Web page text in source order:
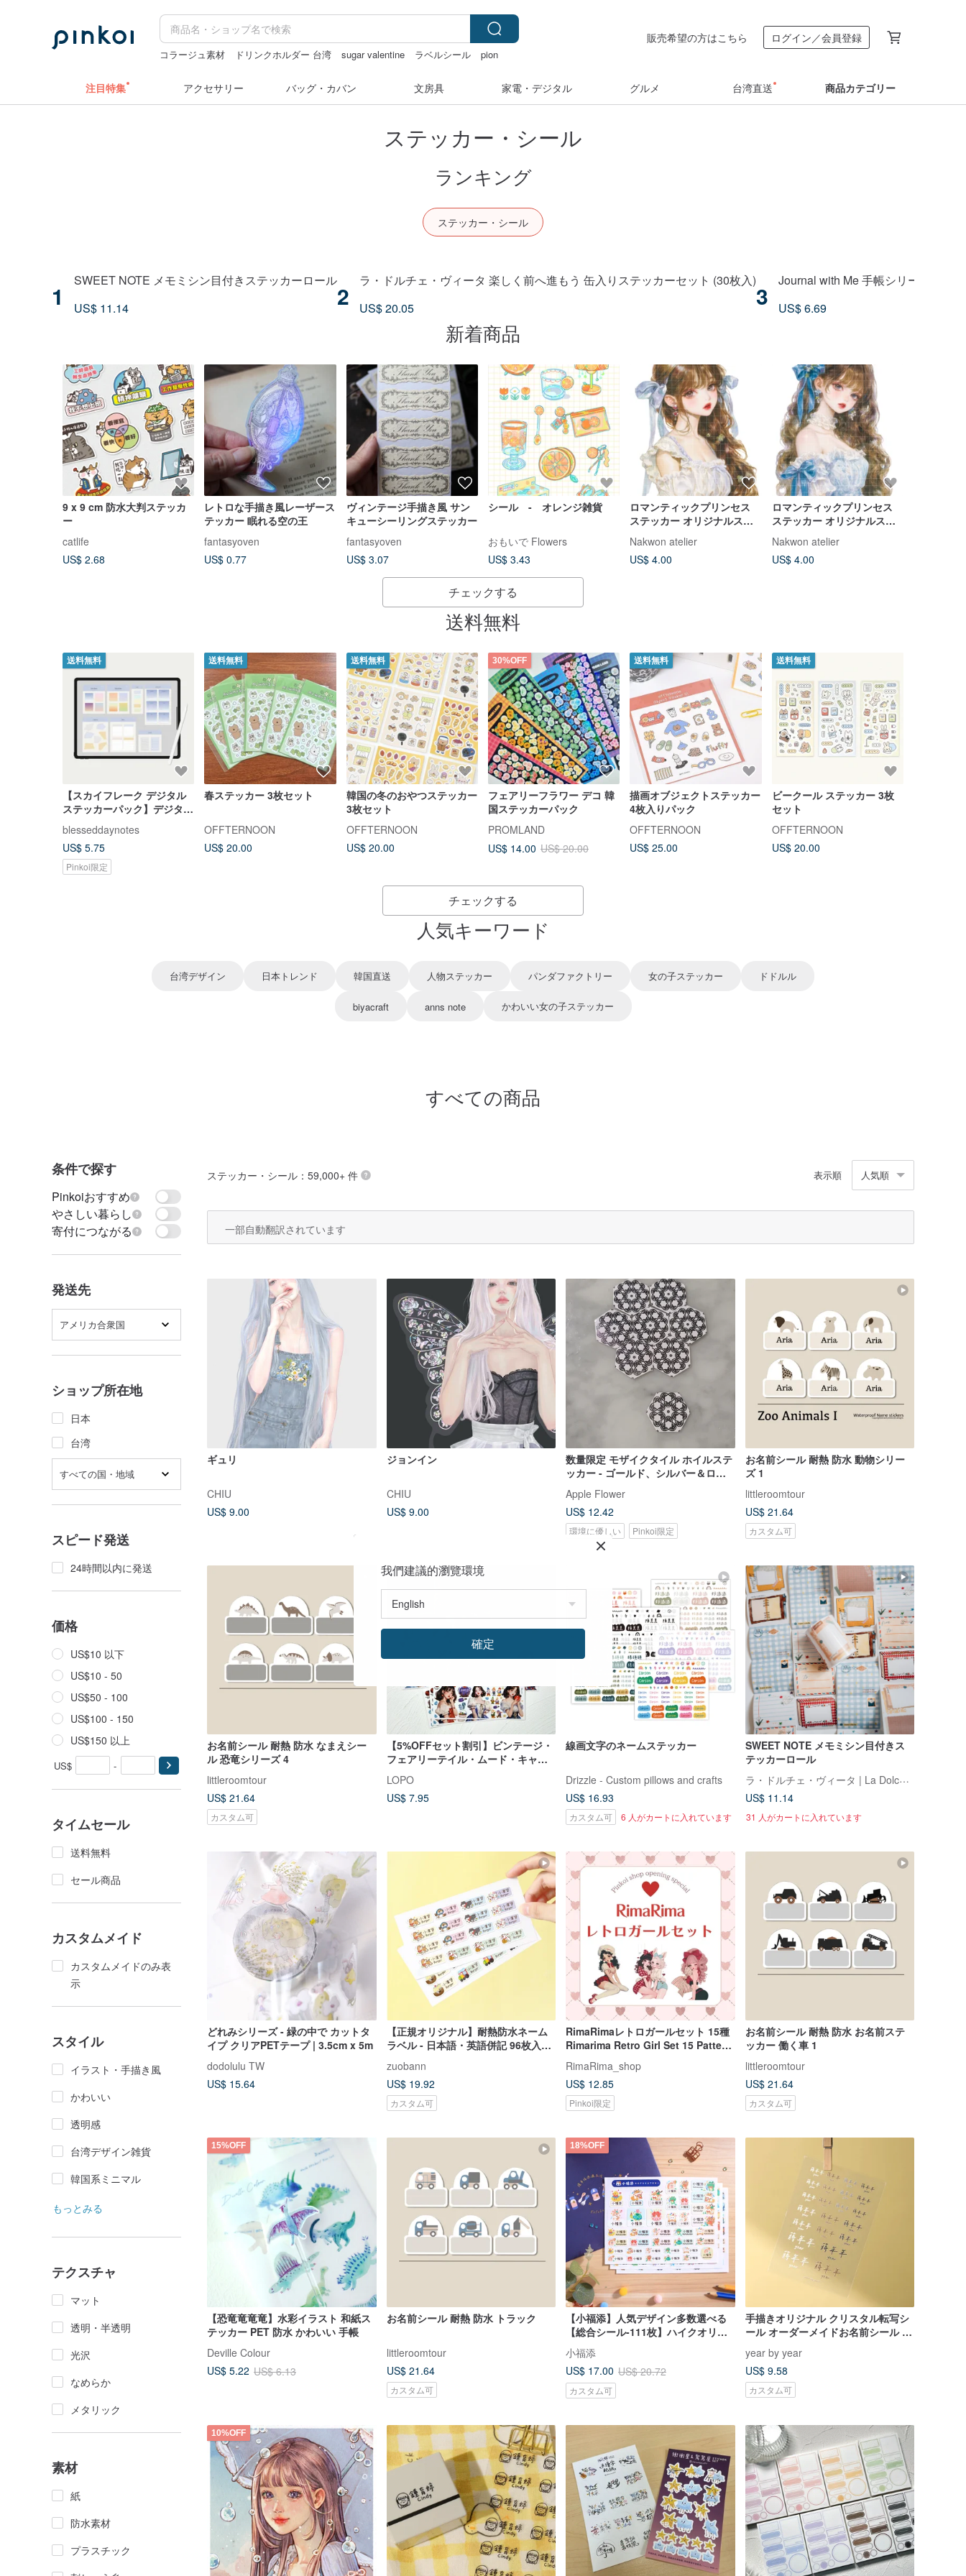
コラージュ素材 ドリンクホルダー 台湾 sugar valentine ラベルシール
pion
販売希望の方はこちら ログイン／会員登録
注目特集 アクセサリー バッグ・カバン 文房具 家電・デジタル グルメ 台湾直送 商品カテゴリー
ステッカー・シール
ランキング
ステッカー・シール
1
SWEET NOTE メモミシン目付きステッカーロール
US$ 11.14
2
ラ・ドルチェ・ヴィータ 楽しく前へ進もう 缶入りステッカーセット (30枚入)
US$ 20.05
3
Journal with Me 手帳シリーズ 白台
US$ 6.69
新着商品
9 x 9 cm 防水大判ステッカ
ー
catlife
US$ 2.68
レトロな手描き風レーザース
テッカー 眠れる空の王
fantasyoven
US$ 0.77
ヴィンテージ手描き風 サン
キューシーリングステッカー
fantasyoven
US$ 3.07
シール - オレンジ雑貨
おもいで Flowers
US$ 3.43
ロマンティックプリンセス
ステッカー オリジナルステ
ッカー4
Nakwon atelier
US$ 4.00
ロマンティックプリンセス
ステッカー オリジナルステ
ッカー 3
Nakwon atelier
US$ 4.00
チェックする
送料無料
送料無料
【スカイフレーク デジタル
ステッカーパック】デジタル
ステッカー/デジタルプラン
ナー素材
blesseddaynotes
US$ 5.75
Pinkoi限定
送料無料
春ステッカー 3枚セット
OFFTERNOON
US$ 20.00
送料無料
韓国の冬のおやつステッカー
3枚セット
OFFTERNOON
US$ 20.00
30%OFF
フェアリーフラワー デコ 韓
国ステッカーパック
PROMLAND
US$ 14.00 US$ 20.00
送料無料
描画オブジェクトステッカー
4枚入りパック
OFFTERNOON
US$ 25.00
送料無料
ビークール ステッカー 3枚
セット
OFFTERNOON
US$ 20.00
チェックする
人気キーワード
台湾デザイン 日本トレンド 韓国直送 人物ステッカー パンダファクトリー 女の子ステッカー ドドルル
biyacraft anns note かわいい女の子ステッカー
すべての商品
条件で探す
Pinkoiおすすめ
やさしい暮らし
寄付につながる
発送先
アメリカ合衆国
ショップ所在地
日本
台湾
すべての国・地域
スピード発送
24時間以内に発送
価格
US$10 以下
US$10 - 50
US$50 - 100
US$100 - 150
US$150 以上
US$ -
タイムセール
送料無料
セール商品
カスタムメイド
カスタムメイドのみ表
示
スタイル
イラスト・手描き風
かわいい
透明感
台湾デザイン雑貨
韓国系ミニマル
もっとみる
テクスチャ
マット
透明・半透明
光沢
なめらか
メタリック
素材
紙
防水素材
プラスチック
ステッカー・シール ：59,000+ 件 表示順 人気順
一部自動翻訳されています
ギュリ
CHIU
US$ 9.00
ジョンイン
CHIU
US$ 9.00
数量限定 モザイクタイル ホイルステ
ッカー - ゴールド、シルバー＆ロー
Apple Flower
US$ 12.42
環境に優しい Pinkoi限定
お名前シール 耐熱 防水 動物シリー
ズ 1
littleroomtour
US$ 21.64
カスタム可
お名前シール 耐熱 防水 なまえシー
ル 恐竜シリーズ 4
littleroomtour
US$ 21.64
カスタム可
【5%OFFセット割引】ビンテージ・
フェアリーテイル・ムード・キャラ
クター 3種デザインステッカーセッ
ト
LOPO
US$ 7.95
線画文字のネームステッカー
Drizzle - Custom pillows and crafts
US$ 16.93
カスタム可 6 人がカートに入れています
SWEET NOTE メモミシン目付きス
テッカーロール
ラ・ドルチェ・ヴィータ | La Dolce Vita
US$ 11.14
31 人がカートに入れています
どれみシリーズ - 緑の中で カットタ
イプ クリアPETテープ | 3.5cm x 5m
dodolulu TW
US$ 15.64
【正規オリジナル】耐熱防水ネーム
ラベル - 日本語・英語併記 96枚入り
（1デザイン選択）
zuobann
US$ 19.92
カスタム可
RimaRimaレトロガールセット 15種
Rimarima Retro Girl Set 15 Pattern
Pack
RimaRima_shop
US$ 12.85
Pinkoi限定
お名前シール 耐熱 防水 お名前ステ
ッカー 働く車 1
littleroomtour
US$ 21.64
カスタム可
15%OFF
【恐竜竜竜竜】水彩イラスト 和紙ス
テッカー PET 防水 かわいい 手帳
Deville Colour
US$ 5.22 US$ 6.13
お名前シール 耐熱 防水 トラック
littleroomtour
US$ 21.64
カスタム可
18%OFF
【小福添】人気デザイン多数選べる
【総合シール-111枚】ハイクオリテ
ィ防水ネームシール
小福添
US$ 17.00 US$ 20.72
カスタム可
手描きオリジナル クリスタル転写シ
ール オーダーメイドお名前シール 手
入り
year by year
US$ 9.58
カスタム可
10%OFF
我們建議的瀏覽環境
確定